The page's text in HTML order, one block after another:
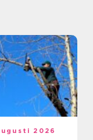
2026